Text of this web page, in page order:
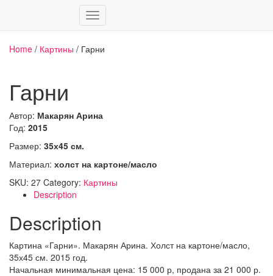
Переключить
Home / Картины / Гарни
Гарни
Автор: Макарян Арина
Год: 2015
Размер: 35х45 см.
Материал: холст на картоне/масло
SKU: 27 Category: Картины
Description
Description
Картина «Гарни». Макарян Арина. Холст на картоне/масло,
35х45 см. 2015 год.
Начальная минимальная цена: 15 000 р, продана за 21 000 р.